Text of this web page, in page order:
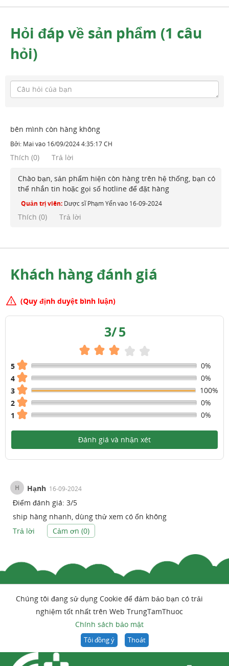
Hỏi đáp về sản phẩm (1 câu
hỏi)
bên mình còn hàng không
Bởi: Mai vào 16/09/2024 4:35:17 CH
Thích (0) Trả lời
Chào bạn, sản phẩm hiện còn hàng trên hệ thống, bạn có
thể nhắn tin hoặc gọi số hotline để đặt hàng
Quản trị viên: Dược sĩ Phạm Yếnvào 16-09-2024
Thích (0) Trả lời
Khách hàng đánh giá
(Quy định duyệt bình luận)
3/5
5
0%
4
0%
3
100%
2
0%
1
0%
Đánh giá và nhận xét
H Hạnh 16-09-2024
Điểm đánh giá: 3/5
ship hàng nhanh, dùng thử xem có ổn không
Trả lời
Cảm ơn (0)
Chúng tôi đang sử dụng Cookie để đảm bảo bạn có trải
nghiệm tốt nhất trên Web TrungTamThuoc
Chính sách bảo mật
Tôi đồng ý Thoát